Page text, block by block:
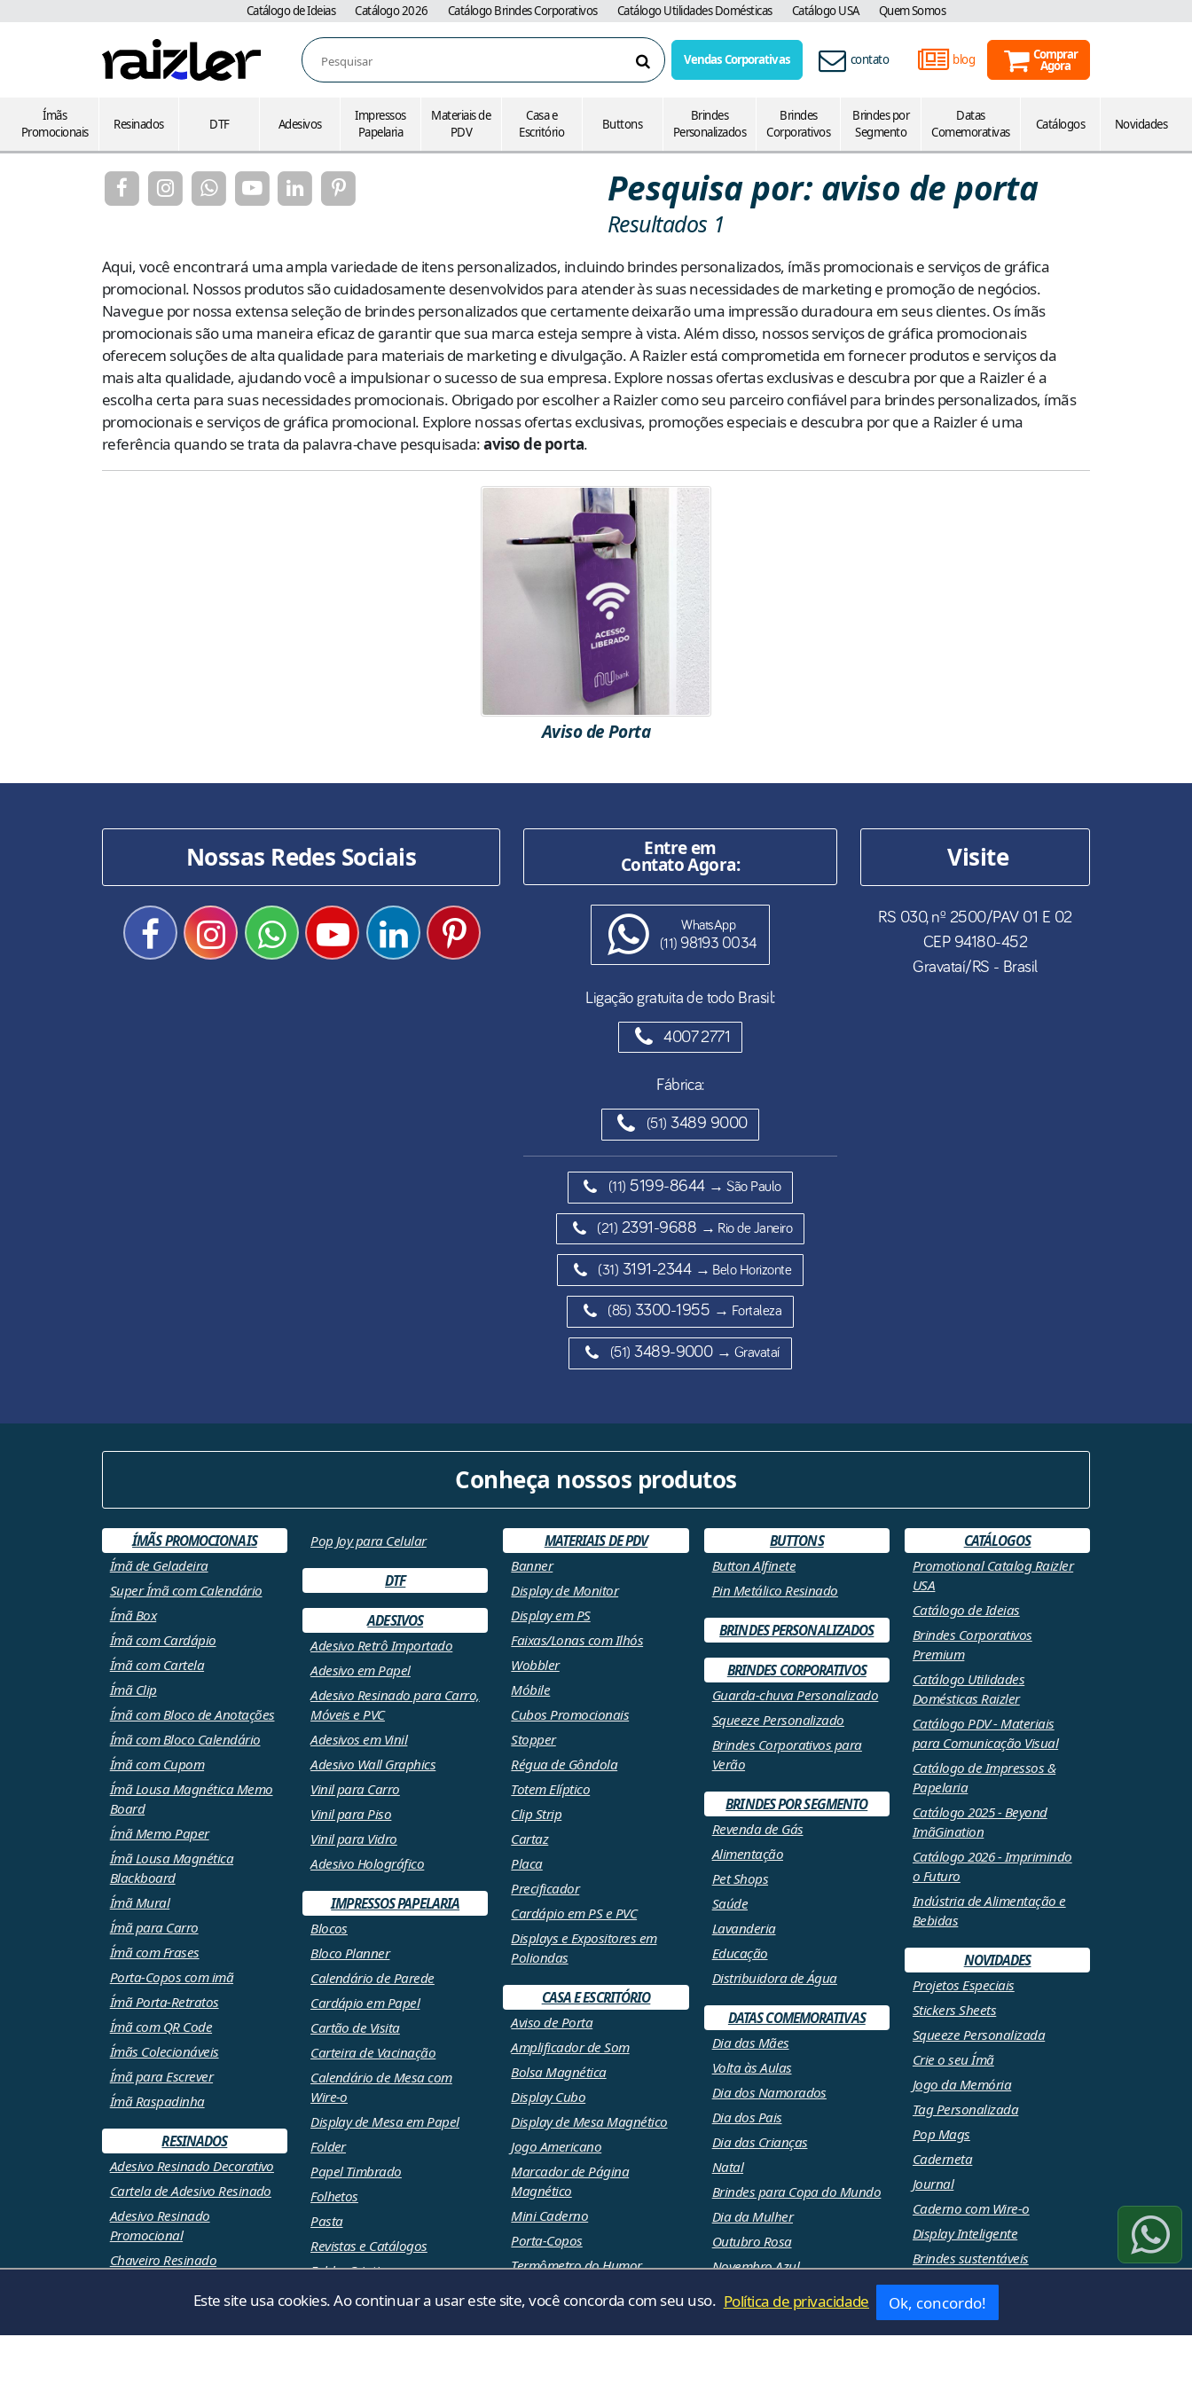
Catálogo de Ideias Catálogo 2026 Catálogo Brindes Corporativos Catálogo Utilidades Domésticas Catálogo USA Quem Somos
Pesquisar
Pesquisar
Vendas Corporativas contato blog Comprar
Agora
Ímãs
Promocionais
Resinados DTF Adesivos
Impressos
Papelaria
Materiais de
PDV
Casa e
Escritório
Buttons
Brindes
Personalizados
Brindes
Corporativos
Brindes por
Segmento
Datas
Comemorativas
Catálogos Novidades
Pesquisa por: aviso de porta
Resultados 1
Aqui, você encontrará uma ampla variedade de itens personalizados, incluindo brindes personalizados, ímãs promocionais e serviços de gráfica
promocional. Nossos produtos são cuidadosamente desenvolvidos para atender às suas necessidades de marketing e promoção de negócios.
Navegue por nossa extensa seleção de brindes personalizados que certamente deixarão uma impressão duradoura em seus clientes. Os ímãs
promocionais são uma maneira eficaz de garantir que sua marca esteja sempre à vista. Além disso, nossos serviços de gráfica promocionais
oferecem soluções de alta qualidade para materiais de marketing e divulgação. A Raizler está comprometida em fornecer produtos e serviços da
mais alta qualidade, ajudando você a impulsionar o sucesso de sua empresa. Explore nossas ofertas exclusivas e descubra por que a Raizler é a
escolha certa para suas necessidades promocionais. Obrigado por escolher a Raizler como seu parceiro confiável para brindes personalizados, ímãs
promocionais e serviços de gráfica promocional. Explore nossas ofertas exclusivas, promoções especiais e descubra por que a Raizler é uma
referência quando se trata da palavra-chave pesquisada:aviso de porta.
Aviso de Porta
Nossas Redes Sociais Entre em
Contato Agora:
WhatsApp
(11) 98193 0034
Ligação gratuita de todo Brasil:
4007 2771
Fábrica:
(51) 3489 9000
(11) 5199-8644 → São Paulo
(21) 2391-9688 → Rio de Janeiro
(31) 3191-2344 → Belo Horizonte
(85) 3300-1955 → Fortaleza
(51) 3489-9000 → Gravataí
Visite
RS 030, nº 2500/PAV 01 E 02
CEP 94180-452
Gravataí/RS - Brasil
Conheça nossos produtos
ÍMÃS PROMOCIONAIS
Ímã de Geladeira
Super Ímã com Calendário
Ímã Box
Ímã com Cardápio
Ímã com Cartela
Ímã Clip
Ímã com Bloco de Anotações
Ímã com Bloco Calendário
Ímã com Cupom
Ímã Lousa Magnética Memo
Board
Ímã Memo Paper
Ímã Lousa Magnética
Blackboard
Ímã Mural
Ímã para Carro
Ímã com Frases
Porta-Copos com imã
Ímã Porta-Retratos
Ímã com QR Code
Ímãs Colecionáveis
Ímã para Escrever
Ímã Raspadinha
RESINADOS
Adesivo Resinado Decorativo
Cartela de Adesivo Resinado
Adesivo Resinado
Promocional
Chaveiro Resinado
Pop Joy para Celular
DTF
ADESIVOS
Adesivo Retrô Importado
Adesivo em Papel
Adesivo Resinado para Carro,
Móveis e PVC
Adesivos em Vinil
Adesivo Wall Graphics
Vinil para Carro
Vinil para Piso
Vinil para Vidro
Adesivo Holográfico
IMPRESSOS PAPELARIA
Blocos
Bloco Planner
Calendário de Parede
Cardápio em Papel
Cartão de Visita
Carteira de Vacinação
Calendário de Mesa com
Wire-o
Display de Mesa em Papel
Folder
Papel Timbrado
Folhetos
Pasta
Revistas e Catálogos
Folder Criativo
MATERIAIS DE PDV
Banner
Display de Monitor
Display em PS
Faixas/Lonas com Ilhós
Wobbler
Móbile
Cubos Promocionais
Stopper
Régua de Gôndola
Totem Elíptico
Clip Strip
Cartaz
Placa
Precificador
Cardápio em PS e PVC
Displays e Expositores em
Poliondas
CASA E ESCRITÓRIO
Aviso de Porta
Amplificador de Som
Bolsa Magnética
Display Cubo
Display de Mesa Magnético
Jogo Americano
Marcador de Página
Magnético
Mini Caderno
Porta-Copos
Termômetro do Humor
BUTTONS
Button Alfinete
Pin Metálico Resinado
BRINDES PERSONALIZADOS
BRINDES CORPORATIVOS
Guarda-chuva Personalizado
Squeeze Personalizado
Brindes Corporativos para
Verão
BRINDES POR SEGMENTO
Revenda de Gás
Alimentação
Pet Shops
Saúde
Lavanderia
Educação
Distribuidora de Água
DATAS COMEMORATIVAS
Dia das Mães
Volta às Aulas
Dia dos Namorados
Dia dos Pais
Dia das Crianças
Natal
Brindes para Copa do Mundo
Dia da Mulher
Outubro Rosa
Novembro Azul
CATÁLOGOS
Promotional Catalog Raizler
USA
Catálogo de Ideias
Brindes Corporativos
Premium
Catálogo Utilidades
Domésticas Raizler
Catálogo PDV - Materiais
para Comunicação Visual
Catálogo de Impressos &
Papelaria
Catálogo 2025 - Beyond
ImãGination
Catálogo 2026 - Imprimindo
o Futuro
Indústria de Alimentação e
Bebidas
NOVIDADES
Projetos Especiais
Stickers Sheets
Squeeze Personalizada
Crie o seu Ímã
Jogo da Memória
Tag Personalizada
Pop Mags
Caderneta
Journal
Caderno com Wire-o
Display Inteligente
Brindes sustentáveis
Lixocar
Este site usa cookies. Ao continuar a usar este site, você concorda com seu uso. Política de privacidade Ok, concordo!